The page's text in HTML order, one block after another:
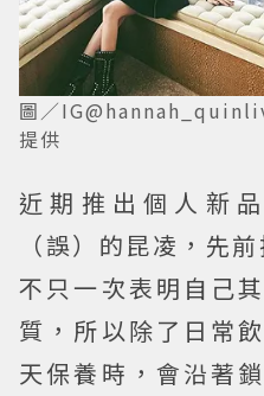
圖／
提供
近期推出個人新
（誤）的昆凌，先
不只一次表明自己
質，所以除了日常
天保養時，會沿著